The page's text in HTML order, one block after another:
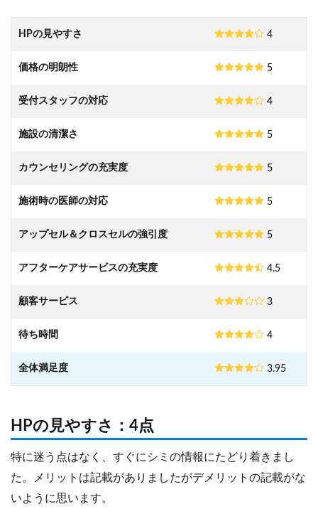
HPの見やすさ 4
価格の明朗性 5
受付スタッフの対応 4
施設の清潔さ 5
カウンセリングの充実度 5
施術時の医師の対応 5
アップセル＆クロスセルの強引度 5
アフターケアサービスの充実度 4.5
顧客サービス 3
待ち時間 4
全体満足度 3.95
HPの見やすさ：4点
特に迷う点はなく、すぐにシミの情報にたどり着きまし
た。メリットは記載がありましたがデメリットの記載がな
いように思います。